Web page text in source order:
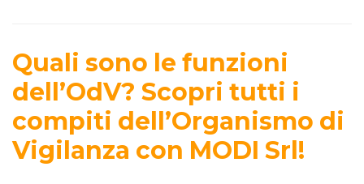
Quali sono le funzioni
dell’OdV? Scopri tutti i
compiti dell’Organismo di
Vigilanza con MODI Srl!